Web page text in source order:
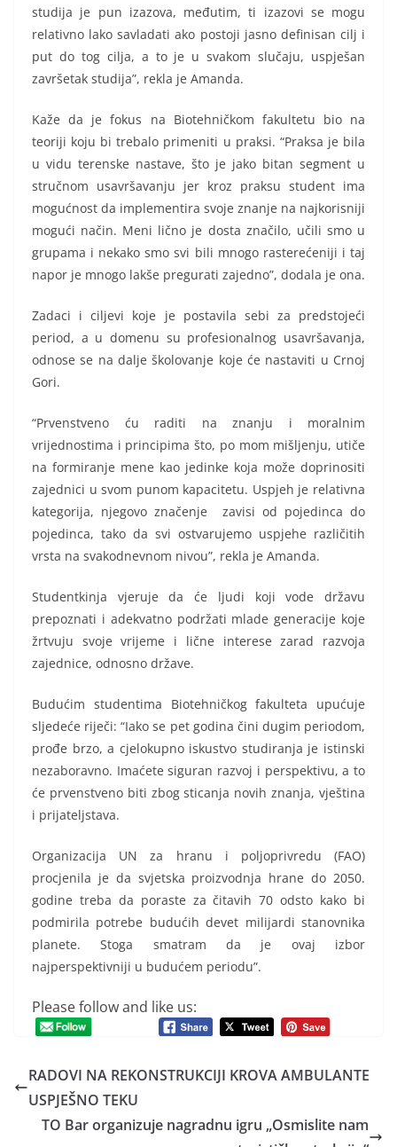
studija je pun izazova, međutim, ti izazovi se mogu
relativno lako savladati ako postoji jasno definisan cilj i
put do tog cilja, a to je u svakom slučaju, uspješan
završetak studija”, rekla je Amanda.
Kaže da je fokus na Biotehničkom fakultetu bio na
teoriji koju bi trebalo primeniti u praksi. “Praksa je bila
u vidu terenske nastave, što je jako bitan segment u
stručnom usavršavanju jer kroz praksu student ima
mogućnost da implementira svoje znanje na najkorisniji
mogući način. Meni lično je dosta značilo, učili smo u
grupama i nekako smo svi bili mnogo rasterećeniji i taj
napor je mnogo lakše pregurati zajedno”, dodala je ona.
Zadaci i ciljevi koje je postavila sebi za predstojeći
period, a u domenu su profesionalnog usavršavanja,
odnose se na dalje školovanje koje će nastaviti u Crnoj
Gori.
“Prvenstveno ću raditi na znanju i moralnim
vrijednostima i principima što, po mom mišljenju, utiče
na formiranje mene kao jedinke koja može doprinositi
zajednici u svom punom kapacitetu. Uspjeh je relativna
kategorija, njegovo značenje zavisi od pojedinca do
pojedinca, tako da svi ostvarujemo uspjehe različitih
vrsta na svakodnevnom nivou”, rekla je Amanda.
Studentkinja vjeruje da će ljudi koji vode državu
prepoznati i adekvatno podržati mlade generacije koje
žrtvuju svoje vrijeme i lične interese zarad razvoja
zajednice, odnosno države.
Budućim studentima Biotehničkog fakulteta upućuje
sljedeće riječi: “Iako se pet godina čini dugim periodom,
prođe brzo, a cjelokupno iskustvo studiranja je istinski
nezaboravno. Imaćete siguran razvoj i perspektivu, a to
će prvenstveno biti zbog sticanja novih znanja, vještina
i prijateljstava.
Organizacija UN za hranu i poljoprivredu (FAO)
procjenila je da svjetska proizvodnja hrane do 2050.
godine treba da poraste za čitavih 70 odsto kako bi
podmirila potrebe budućih devet milijardi stanovnika
planete. Stoga smatram da je ovaj izbor
najperspektivniji u budućem periodu”.
Please follow and like us:
RADOVI NA REKONSTRUKCIJI KROVA AMBULANTE
USPJEŠNO TEKU
TO Bar organizuje nagradnu igru „Osmislite nam